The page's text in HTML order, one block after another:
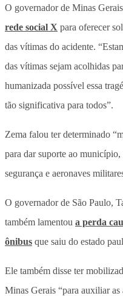
O governador de Minas
rede social X para oferecer
das vítimas do acidente.
das vítimas sejam acolhidas
humanizada possível essa
tão significativa para todos”.
Zema falou ter determinado
para dar suporte ao
segurança e aeronaves
O governador de São Paulo,
também lamentou a perda
ônibus que saiu do estado
Ele também disse ter
Minas Gerais “para auxiliar